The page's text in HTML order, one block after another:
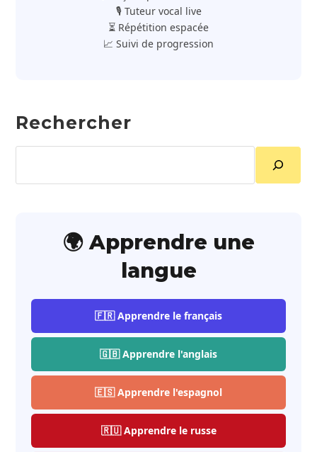
🎙️ Tuteur vocal live
⏳ Répétition espacée
📈 Suivi de progression
Rechercher
🌍 Apprendre une
langue
🇫🇷 Apprendre le français
🇬🇧 Apprendre l'anglais
🇪🇸 Apprendre l'espagnol
🇷🇺 Apprendre le russe